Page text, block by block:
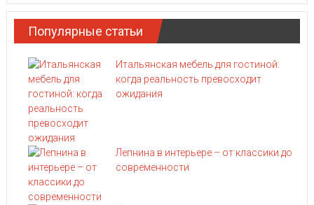
Популярные статьи
Итальянская мебель для гостиной:
когда реальность превосходит
ожидания
Лепнина в интерьере – от классики до
современности